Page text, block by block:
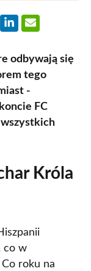
odbywają się
tego
-
FC
wszystkich
Króla
co w
roku na